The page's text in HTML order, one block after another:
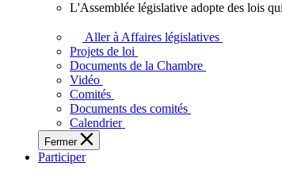
l'Ontario.
législative
adopte
touchent
vie
des
Ontariennes
L'Assemblée législative adopte des lois
Aller à Affaires législatives
Projets de loi
Documents de la Chambre
Vidéo
Comités
Documents des comités
Calendrier
Fermer
Participer